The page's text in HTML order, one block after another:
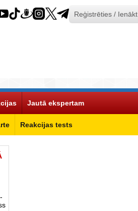
Reģistrēties / Ienākt
Reakcijas tests
Jautā ekspertam